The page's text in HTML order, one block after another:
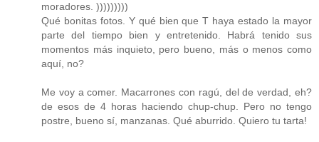
moradores. )))))))))
Qué bonitas fotos. Y qué bien que T haya estado la mayor
parte del tiempo bien y entretenido. Habrá tenido sus
momentos más inquieto, pero bueno, más o menos como
aquí, no?
Me voy a comer. Macarrones con ragú, del de verdad, eh?
de esos de 4 horas haciendo chup-chup. Pero no tengo
postre, bueno sí, manzanas. Qué aburrido. Quiero tu tarta!